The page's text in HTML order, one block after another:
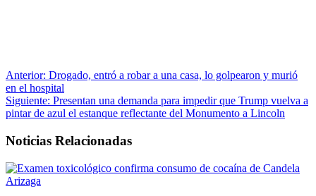
Anterior: Drogado, entró a robar a una casa, lo golpearon y murió
en el hospital
Siguiente: Presentan una demanda para impedir que Trump vuelva a
pintar de azul el estanque reflectante del Monumento a Lincoln
Noticias Relacionadas